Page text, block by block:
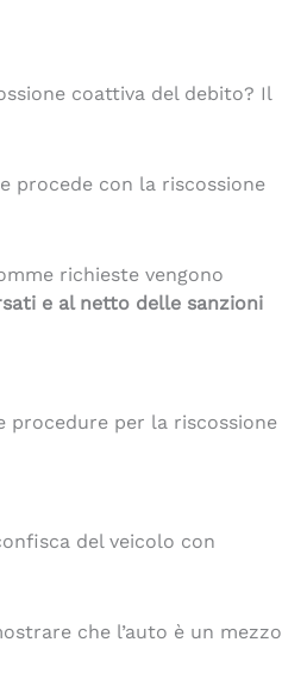
coattiva del debito? Il
procede con la riscossione
richieste vengono
e al netto delle sanzioni
procedure per la riscossione
del veicolo con
che l’auto è un mezzo